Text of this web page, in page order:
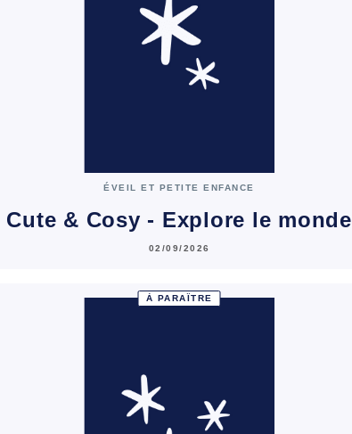
ÉVEIL ET PETITE ENFANCE
Cute & Cosy - Explore le monde
02/09/2026
À PARAÎTRE